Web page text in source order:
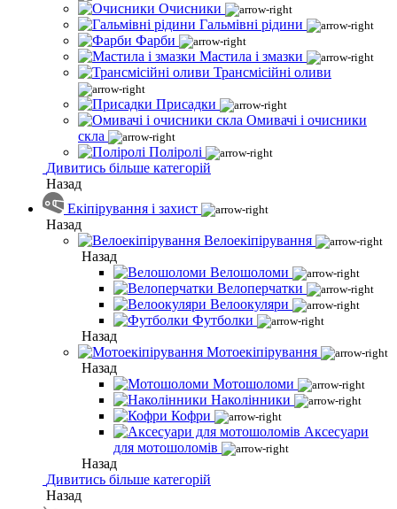
Очисники
Гальмівні рідини
Фарби
Мастила і змазки
Трансмісійні оливи
Присадки
Омивачі і очисники
скла
Поліролі
Дивитись більше категорій
Назад
Екіпірування і захист
Назад
Велоекіпірування
Назад
Велошоломи
Велоперчатки
Велоокуляри
Футболки
Назад
Мотоекіпірування
Назад
Мотошоломи
Наколінники
Кофри
Аксесуари
для мотошоломів
Назад
Дивитись більше категорій
Назад